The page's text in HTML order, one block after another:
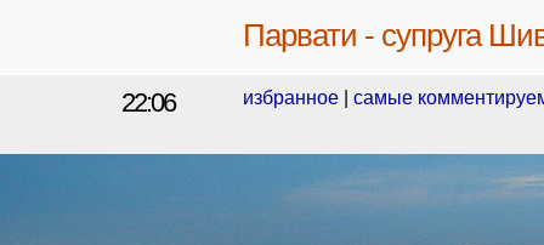
Парвати - супруга
22:06 избранное самые